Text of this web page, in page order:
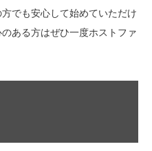
でも安心して始めていただけ
ある方はぜひ一度ホストファ